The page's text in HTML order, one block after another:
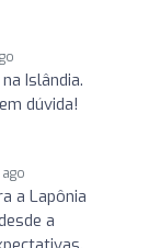
Islândia.
dúvida!
a Lapônia
a